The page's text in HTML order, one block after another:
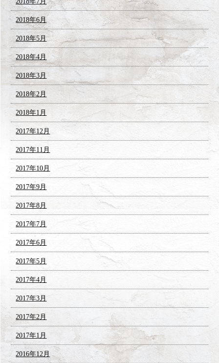
2018年6月
2018年5月
2018年4月
2018年3月
2018年2月
2018年1月
2017年12月
2017年11月
2017年10月
2017年9月
2017年8月
2017年7月
2017年6月
2017年5月
2017年4月
2017年3月
2017年2月
2017年1月
2016年12月